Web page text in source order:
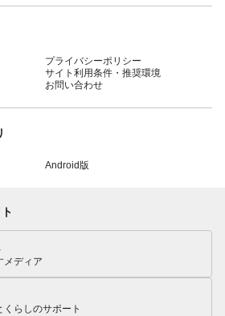
プライバシーポリシー
サイト利用条件・推奨環境
お問い合わせ
Android版
メディア
らしのサポート